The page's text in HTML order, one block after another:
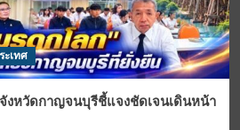
ะเทศ
งหวัดกาญจนบุรีชี้แจงชัดเจนเดินหน้า